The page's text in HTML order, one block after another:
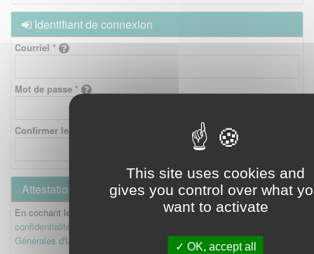
This site uses cookies and
gives you control over what
want to activate
OK, accept all
Identifiant de connexion
Courriel *
Mot de passe *
Confirmer le mot de passe *
Attestation
En cochant les cases ci-dessous, je reconnais avoir lu laPolitique de
confidentialité
Générales d'Utilisation